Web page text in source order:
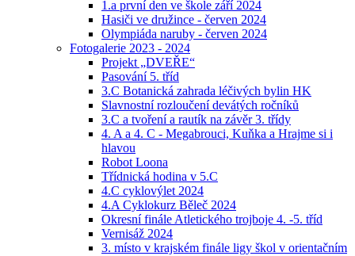
1.a první den ve škole září 2024
Hasiči ve družince - červen 2024
Olympiáda naruby - červen 2024
Fotogalerie 2023 - 2024
Projekt „DVEŘE“
Pasování 5. tříd
3.C Botanická zahrada léčivých bylin HK
Slavnostní rozloučení devátých ročníků
3.C a tvoření a rautík na závěr 3. třídy
4. A a 4. C - Megabrouci, Kuňka a Hrajme si i
hlavou
Robot Loona
Třídnická hodina v 5.C
4.C cyklovýlet 2024
4.A Cyklokurz Běleč 2024
Okresní finále Atletického trojboje 4. -5. tříd
Vernisáž 2024
3. místo v krajském finále ligy škol v orientačním